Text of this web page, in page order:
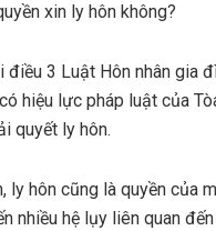
xin ly hôn không?
3 Luật Hôn nhân gia
hiệu lực pháp luật của
quyết ly hôn.
ly hôn cũng là quyền của
nhiều hệ lụy liên quan